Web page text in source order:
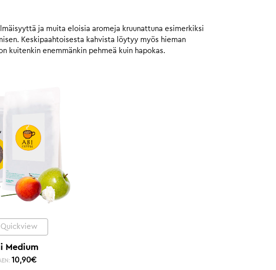
ja muita eloisia aromeja kruunattuna esimerkiksi
Keskipaahtoisesta kahvista löytyy myös hieman
kuitenkin enemmänkin pehmeä kuin hapokas.
Quickview
Medium
10,90€